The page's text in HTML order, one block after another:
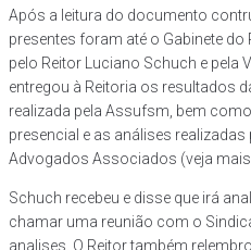
Após a leitura do documento
presentes foram até o Gabinete
pelo Reitor Luciano Schuch e pela
entregou à Reitoria os resultados
realizada pela Assufsm, bem
presencial e as análises
Advogados Associados (veja mais
Schuch recebeu e disse que irá
chamar uma reunião com o
analises. O Reitor também